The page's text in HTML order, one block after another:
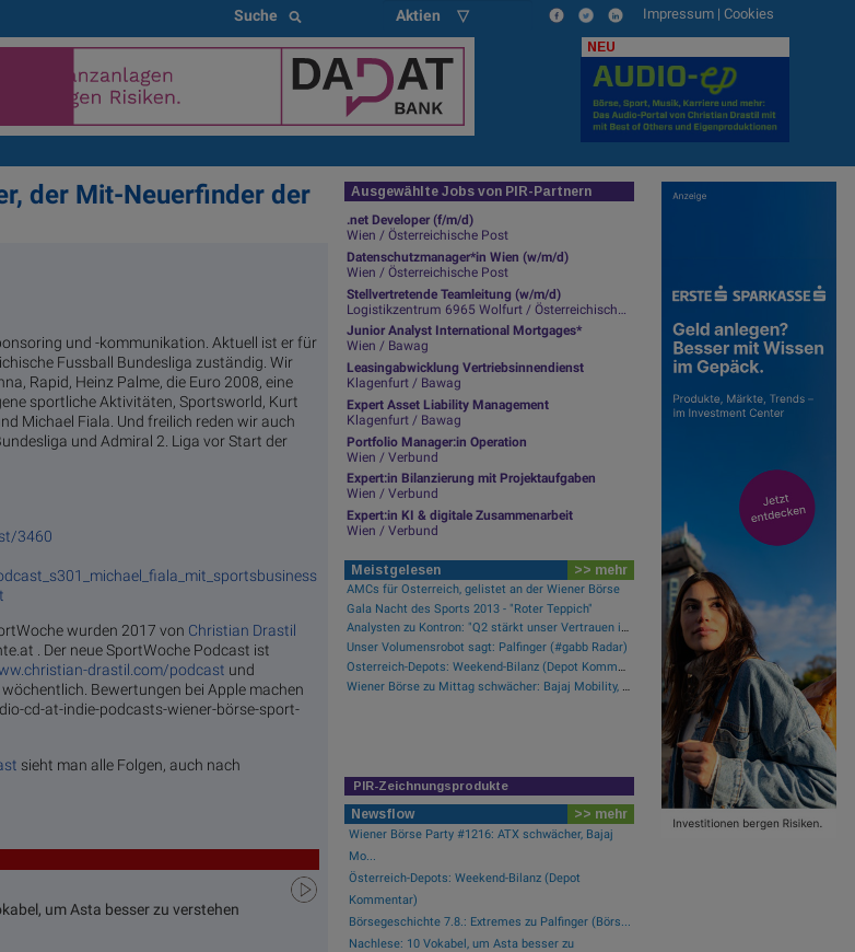
Suche Aktien ▽ Impressum | Cookies
NEU
der Mit-Neuerfinder der
und -kommunikation. Aktuell ist er für
Fussball Bundesliga zuständig. Wir
Rapid, Heinz Palme, die Euro 2008, eine
sportliche Aktivitäten, Sportsworld, Kurt
Michael Fiala. Und freilich reden wir auch
und Admiral 2. Liga vor Start der
3460
wurden 2017 von Christian Drastil
. Der neue SportWoche Podcast ist
drastil.com/podcast und
Bewertungen bei Apple machen
cd-at-indie-podcasts-wiener-börse-sport-
sieht man alle Folgen, auch nach
um Asta besser zu verstehen
Ausgewählte Jobs von PIR-Partnern
.net Developer (f/m/d)
Wien / Österreichische Post
Datenschutzmanager*in Wien (w/m/d)
Wien / Österreichische Post
Stellvertretende Teamleitung (w/m/d)
Logistikzentrum 6965 Wolfurt / Österreichische Post
Junior Analyst International Mortgages*
Wien / Bawag
Leasingabwicklung Vertriebsinnendienst
Klagenfurt / Bawag
Expert Asset Liability Management
Klagenfurt / Bawag
Portfolio Manager:in Operation
Wien / Verbund
Expert:in Bilanzierung mit Projektaufgaben
Wien / Verbund
Expert:in KI & digitale Zusammenarbeit
Wien / Verbund
Meistgelesen >> mehr
AMCs für Österreich, gelistet an der Wiener Börse
Gala Nacht des Sports 2013 - "Roter Teppich"
Analysten zu Kontron: "Q2 stärkt unser Vertrauen in die verbesserte operative Qualität"
Unser Volumensrobot sagt: Palfinger (#gabb Radar)
Österreich-Depots: Weekend-Bilanz (Depot Kommentar)
Wiener Börse zu Mittag schwächer: Bajaj Mobility, FACC und Agrana gesucht
PIR-Zeichnungsprodukte
Newsflow >> mehr
Wiener Börse Party #1216: ATX schwächer, Bajaj
Mo...
Österreich-Depots: Weekend-Bilanz (Depot
Kommentar)
Börsegeschichte 7.8.: Extremes zu Palfinger (Börs...
Nachlese: 10 Vokabel, um Asta besser zu